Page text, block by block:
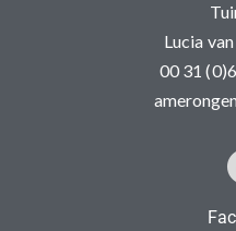
Lucia
00 31